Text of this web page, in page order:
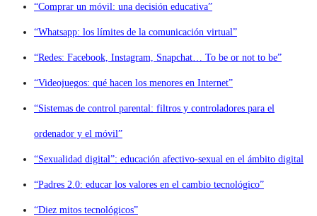
“Comprar un móvil: una decisión educativa”
“Whatsapp: los límites de la comunicación virtual”
“Redes: Facebook, Instagram, Snapchat… To be or not to be”
“Videojuegos: qué hacen los menores en Internet”
“Sistemas de control parental: filtros y controladores para el
ordenador y el móvil”
“Sexualidad digital”: educación afectivo-sexual en el ámbito digital
“Padres 2.0: educar los valores en el cambio tecnológico”
“Diez mitos tecnológicos”